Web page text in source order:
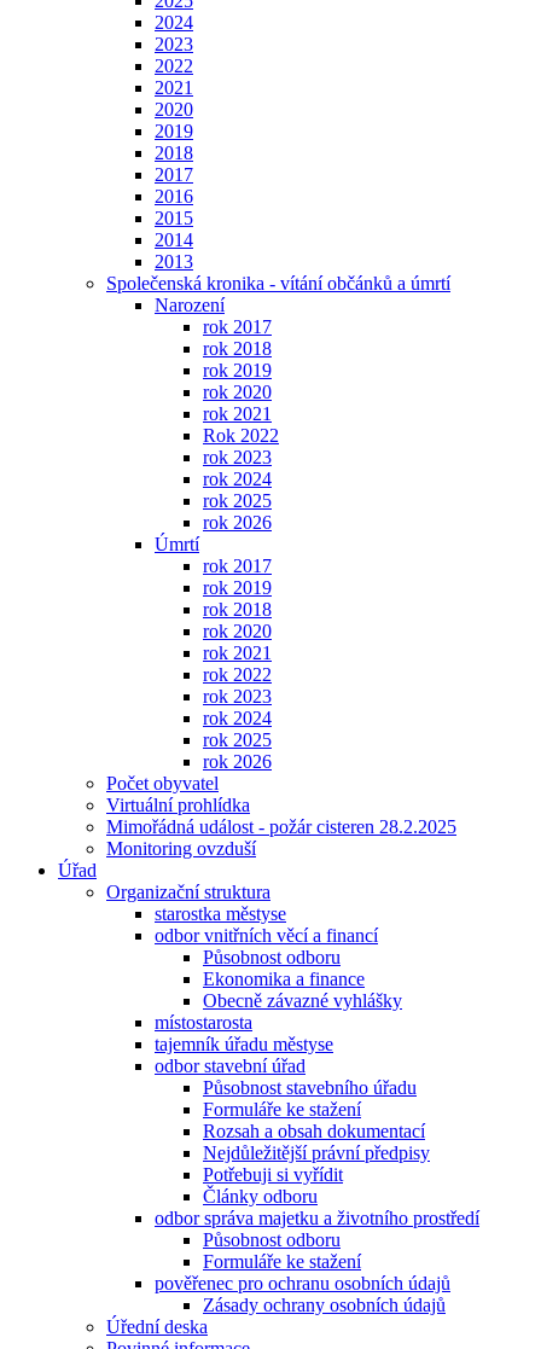
2024
2023
2022
2021
2020
2019
2018
2017
2016
2015
2014
2013
Společenská kronika - vítání občánků a úmrtí
Narození
rok 2017
rok 2018
rok 2019
rok 2020
rok 2021
Rok 2022
rok 2023
rok 2024
rok 2025
rok 2026
Úmrtí
rok 2017
rok 2019
rok 2018
rok 2020
rok 2021
rok 2022
rok 2023
rok 2024
rok 2025
rok 2026
Počet obyvatel
Virtuální prohlídka
Mimořádná událost - požár cisteren 28.2.2025
Monitoring ovzduší
Úřad
Organizační struktura
starostka městyse
odbor vnitřních věcí a financí
Působnost odboru
Ekonomika a finance
Obecně závazné vyhlášky
místostarosta
tajemník úřadu městyse
odbor stavební úřad
Působnost stavebního úřadu
Formuláře ke stažení
Rozsah a obsah dokumentací
Nejdůležitější právní předpisy
Potřebuji si vyřídit
Články odboru
odbor správa majetku a životního prostředí
Působnost odboru
Formuláře ke stažení
pověřenec pro ochranu osobních údajů
Zásady ochrany osobních údajů
Úřední deska